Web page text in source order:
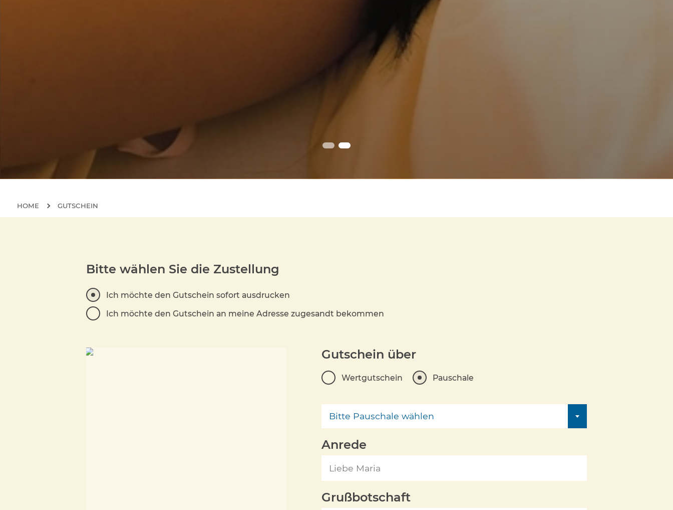
HOME GUTSCHEIN
Bitte wählen Sie die Zustellung
Ich möchte den Gutschein sofort ausdrucken
Ich möchte den Gutschein an meine Adresse zugesandt bekommen
Gutschein über
Wertgutschein Pauschale
Bitte Pauschale wählen
Anrede
Grußbotschaft